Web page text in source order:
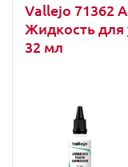
Vallejo 71362
Жидкость для
32 мл